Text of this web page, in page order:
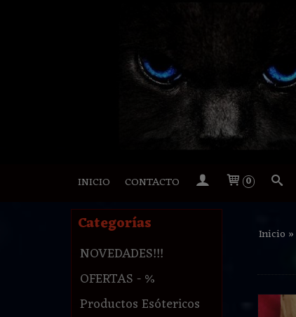
INICIO CONTACTO 0
Categorías
NOVEDADES!!!
OFERTAS - %
Productos Esótericos
Inicio »